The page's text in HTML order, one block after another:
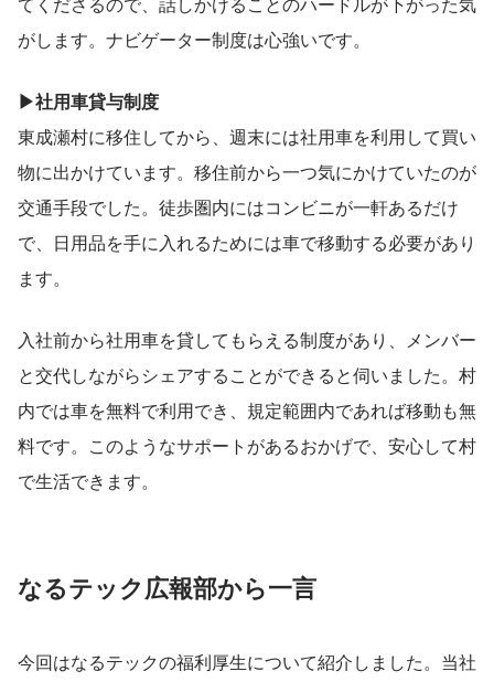
がします。ナビゲーター制度は心強いです。
▶社用車貸与制度
東成瀬村に移住してから、週末には社用車を利用して買い
物に出かけています。移住前から一つ気にかけていたのが
交通手段でした。徒歩圏内にはコンビニが一軒あるだけ
で、日用品を手に入れるためには車で移動する必要があり
ます。
入社前から社用車を貸してもらえる制度があり、メンバー
と交代しながらシェアすることができると伺いました。村
内では車を無料で利用でき、規定範囲内であれば移動も無
料です。このようなサポートがあるおかげで、安心して村
で生活できます。
なるテック広報部から一言
今回はなるテックの福利厚生について紹介しました。当社